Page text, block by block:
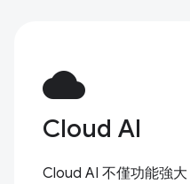
cloud
Cloud AI
Cloud AI 不僅功能強